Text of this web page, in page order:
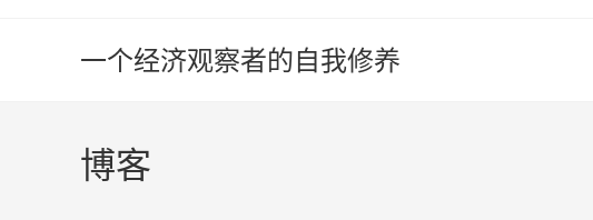
一个经济观察者的自我修养
博客